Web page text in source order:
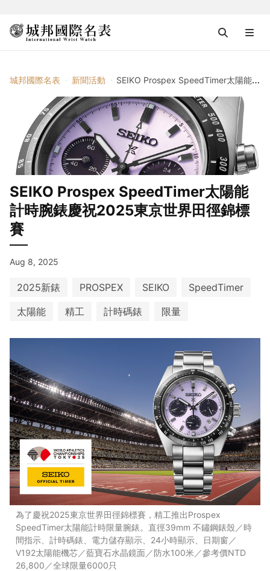
城邦國際名表 新聞活動 SEIKO Prospex SpeedTimer太陽能計時腕錶慶祝2025東京世界田徑錦標賽
SEIKO Prospex SpeedTimer太陽能
計時腕錶慶祝2025東京世界田徑錦標
賽
Aug 8, 2025
2025新錶 PROSPEX SEIKO
SpeedTimer
太陽能
精工 計時碼錶 限量
為了慶祝2025東京世界田徑錦標賽，精工推出Prospex
SpeedTimer太陽能計時限量腕錶。直徑39mm 不鏽鋼錶殼／時
間指示、計時碼錶、電力儲存顯示、24小時顯示、日期窗／
V192太陽能機芯／藍寶石水晶鏡面／防水100米／參考價NTD
26,800／全球限量6000只